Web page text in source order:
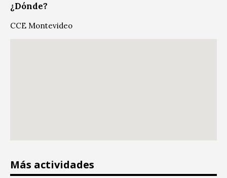
¿Dónde?
CCE Montevideo
Más actividades